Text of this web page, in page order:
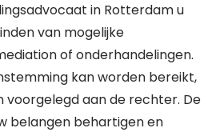
in Rotterdam u
van mogelijke
of onderhandelingen.
kan worden bereikt,
voorgelegd aan de rechter. De
belangen behartigen en